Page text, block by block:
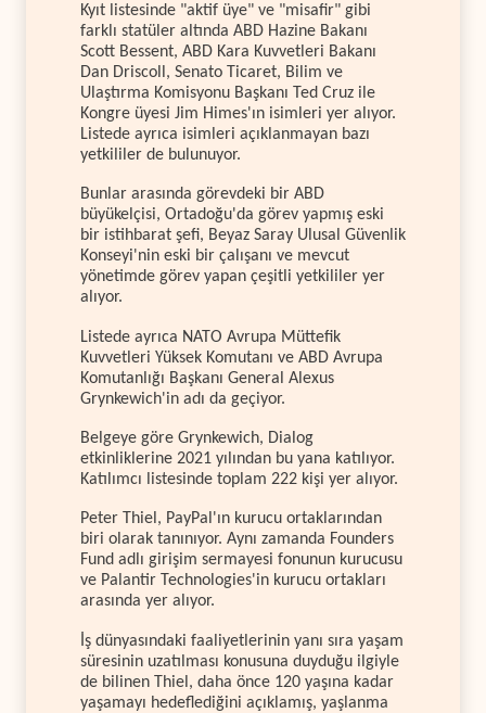
Kyıt listesinde "aktif üye" ve "misafir" gibi
farklı statüler altında ABD Hazine Bakanı
Scott Bessent, ABD Kara Kuvvetleri Bakanı
Dan Driscoll, Senato Ticaret, Bilim ve
Ulaştırma Komisyonu Başkanı Ted Cruz ile
Kongre üyesi Jim Himes'ın isimleri yer alıyor.
Listede ayrıca isimleri açıklanmayan bazı
yetkililer de bulunuyor.
Bunlar arasında görevdeki bir ABD
büyükelçisi, Ortadoğu'da görev yapmış eski
bir istihbarat şefi, Beyaz Saray Ulusal Güvenlik
Konseyi'nin eski bir çalışanı ve mevcut
yönetimde görev yapan çeşitli yetkililer yer
alıyor.
Listede ayrıca NATO Avrupa Müttefik
Kuvvetleri Yüksek Komutanı ve ABD Avrupa
Komutanlığı Başkanı General Alexus
Grynkewich'in adı da geçiyor.
Belgeye göre Grynkewich, Dialog
etkinliklerine 2021 yılından bu yana katılıyor.
Katılımcı listesinde toplam 222 kişi yer alıyor.
Peter Thiel, PayPal'ın kurucu ortaklarından
biri olarak tanınıyor. Aynı zamanda Founders
Fund adlı girişim sermayesi fonunun kurucusu
ve Palantir Technologies'in kurucu ortakları
arasında yer alıyor.
İş dünyasındaki faaliyetlerinin yanı sıra yaşam
süresinin uzatılması konusuna duyduğu ilgiyle
de bilinen Thiel, daha önce 120 yaşına kadar
yaşamayı hedeflediğini açıklamış, yaşlanma